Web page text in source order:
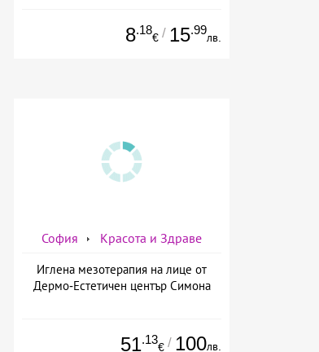
8.18
€ / 15.99
лв.
София Красота и Здраве
Иглена мезотерапия на лице от
Дермо-Естетичен център Симона
51.13
€ / 100лв.